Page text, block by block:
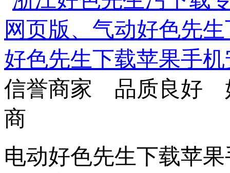
信誉商家 品质良好
商
电动好色先生下载苹